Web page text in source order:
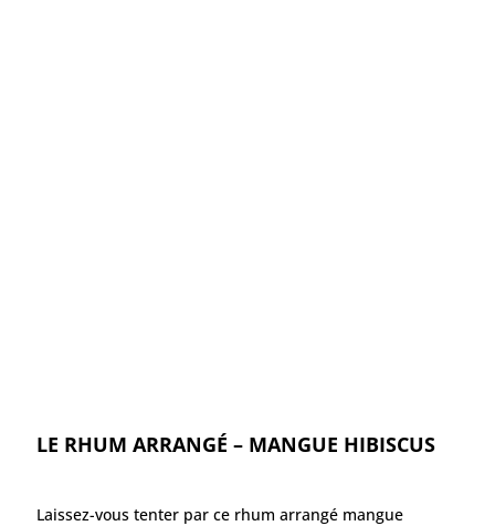
LE RHUM ARRANGÉ – MANGUE HIBISCUS
Laissez-vous tenter par ce rhum arrangé mangue